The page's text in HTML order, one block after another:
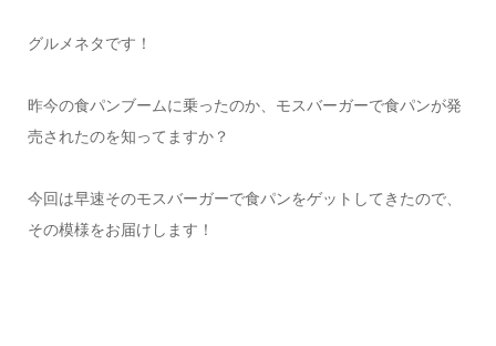
グルメネタです！
昨今の食パンブームに乗ったのか、モスバーガーで食パンが発
売されたのを知ってますか？
今回は早速そのモスバーガーで食パンをゲットしてきたので、
その模様をお届けします！